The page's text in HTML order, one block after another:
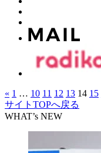
« 1 … 10 11 12 13 14 15
サイトTOPへ戻る
WHAT’s NEW